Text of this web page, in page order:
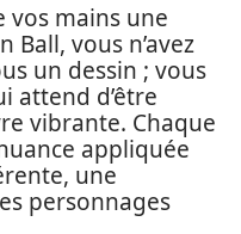
vos mains une
Ball, vous n’avez
un dessin ; vous
attend d’être
vibrante. Chaque
appliquée
une
personnages